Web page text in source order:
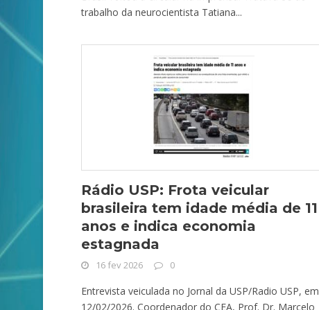
trabalho da neurocientista Tatiana...
Rádio USP: Frota veicular
brasileira tem idade média de 11
anos e indica economia
estagnada
16 fev 2026 0
Entrevista veiculada no Jornal da USP/Radio USP, em
12/02/2026. Coordenador do CEA, Prof. Dr. Marcelo